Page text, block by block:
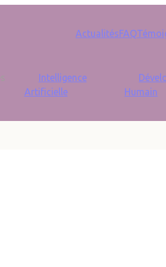
Intelligence
Artificielle
Humain
ActualitésFAQ